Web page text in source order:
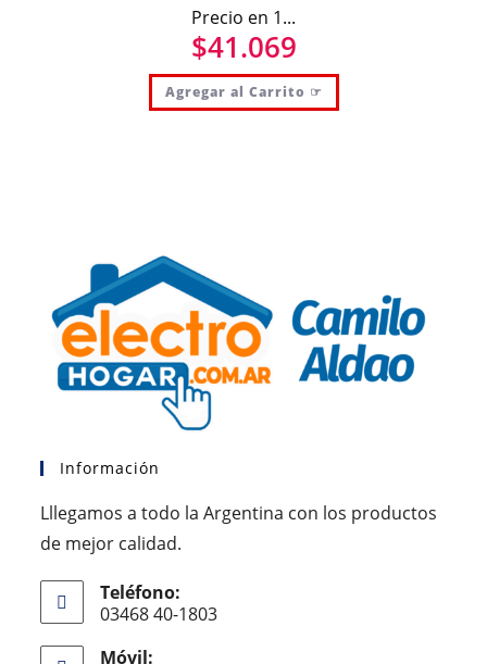
Precio en 1...
$41.069
Agregar al Carrito ☞
Información
Lllegamos a todo la Argentina con los productos
de mejor calidad.
Teléfono:
03468 40-1803
Móvil: